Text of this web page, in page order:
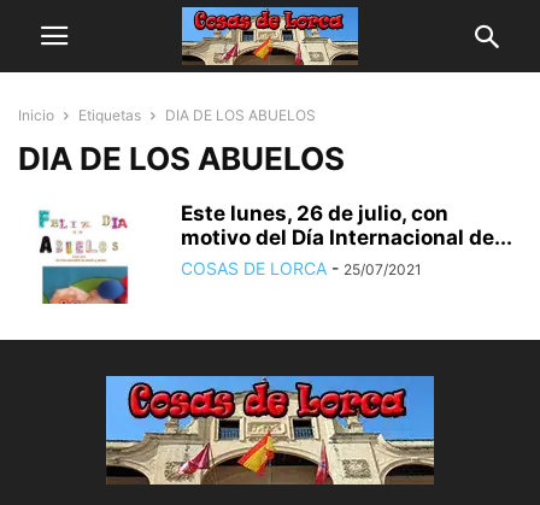
Inicio Etiquetas DIA DE LOS ABUELOS
DIA DE LOS ABUELOS
Este lunes, 26 de julio, con
motivo del Día Internacional de...
COSAS DE LORCA - 25/07/2021